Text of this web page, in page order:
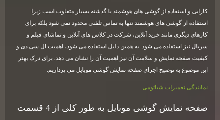
کارایی و استفاده از گوشی های هوشمند با گذشته بسیار متفاوت است زیرا
استفاده از گوشی های هوشمند تنها به تماس تلفنی محدود نمی شود بلکه برای
کارهای دیگری مانند خرید آنلاین، شرکت در کلاس های آنلاین و تماشای فیلم و
سریال نیز استفاده می شود. به همین دلیل استفاده می شود، اهمیت ال سی دی و
کیفیت صفحه نمایش و سلامت آن نیز اهمیت آن را نشان می دهد. برای درک بهتر
این موضوع به توضیح اجزای صفحه نمایش گوشی موبایل می پردازیم.
نمایندگی تعمیرات شیائومی
صفحه نمایش گوشی موبایل به طور کلی از 4 قسمت